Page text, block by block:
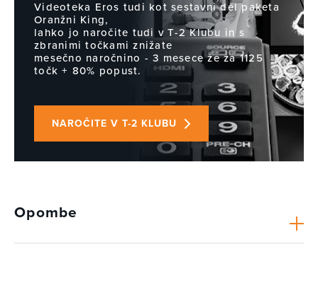
Videoteka Eros tudi kot sestavni del paketa
Oranžni King,
lahko jo naročite tudi v T-2 Klubu in s
zbranimi točkami znižate
mesečno naročnino - 3 mesece že za 1125
točk + 80% popust.
NAROČITE V T-2 KLUBU
Opombe